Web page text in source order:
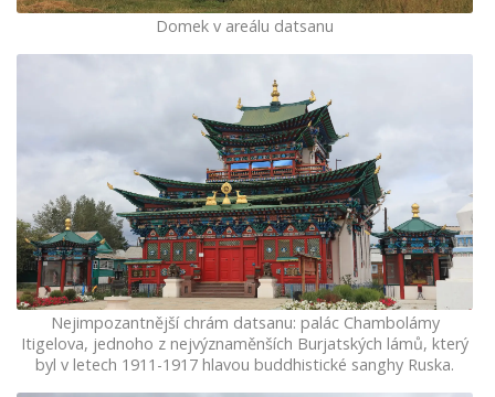
Domek v areálu datsanu
Nejimpozantnější chrám datsanu: palác Chambolámy
Itigelova, jednoho z nejvýznaměnších Burjatských lámů, který
byl v letech 1911-1917 hlavou buddhistické sanghy Ruska.